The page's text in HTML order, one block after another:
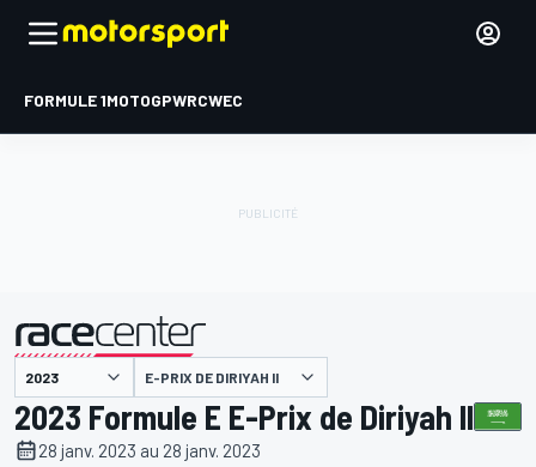
FORMULE 1MOTOGPWRCWEC
présenté par E-PRIX DE DIRIYAH II
2023 Formule E E-Prix de Diriyah II
28 janv. 2023 au 28 janv. 2023